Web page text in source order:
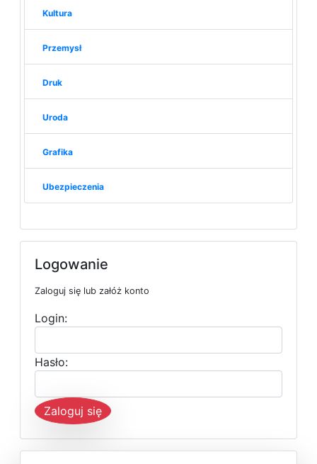
Kultura
Przemysł
Druk
Uroda
Grafika
Ubezpieczenia
Logowanie
Zaloguj się lub załóż konto
Login:
Hasło:
Zaloguj się